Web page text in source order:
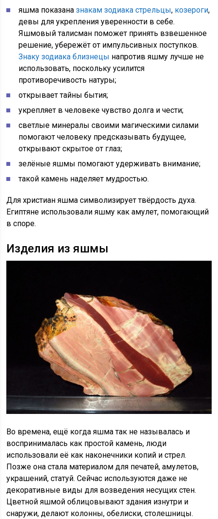
яшма показаназнакам зодиака стрельцы, козероги,
девы для укрепления уверенности в себе.
Яшмовый талисман поможет принять взвешенное
решение, убережёт от импульсивных поступков.
Знаку зодиака близнецы напротив яшму лучше не
использовать, поскольку усилится
противоречивость натуры;
открывает тайны бытия;
укрепляет в человеке чувство долга и чести;
светлые минералы своими магическими силами
помогают человеку предсказывать будущее,
открывают скрытое от глаз;
зелёные яшмы помогают удерживать внимание;
такой камень наделяет мудростью.
Для христиан яшма символизирует твёрдость духа.
Египтяне использовали яшму как амулет, помогающий
в споре.
Изделия из яшмы
Во времена, ещё когда яшма так не называлась и
воспринималась как простой камень, люди
использовали её как наконечники копий и стрел.
Позже она стала материалом для печатей, амулетов,
украшений, статуй. Сейчас используются даже не
декоративные виды для возведения несущих стен.
Цветной яшмой облицовывают здания изнутри и
снаружи, делают колонны, обелиски, столешницы.